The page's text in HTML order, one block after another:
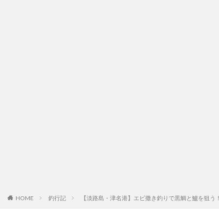
HOME 釣行記 【淡路島・津名港】エビ撒き釣りで黒鯛と鱸を狙う